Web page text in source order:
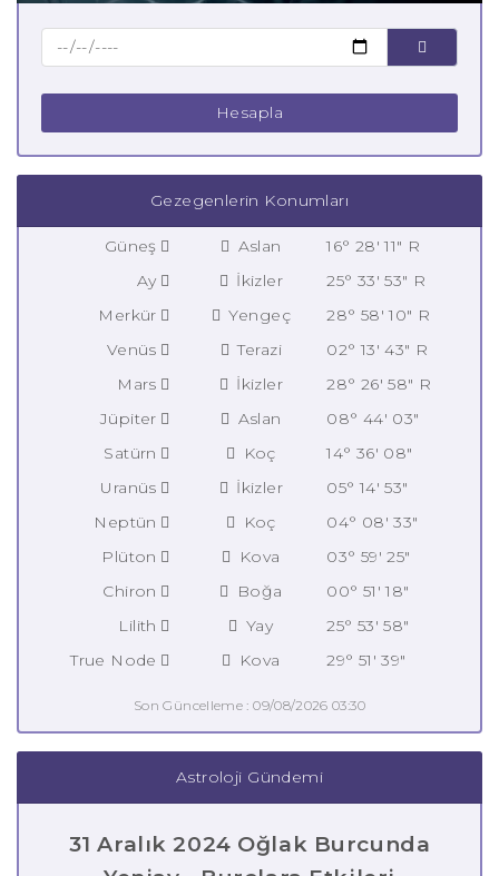
Hesapla
Gezegenlerin Konumları
Güneş Aslan
16° 28' 11" R
Ay
İkizler
25° 33' 53" R
Merkür
Yengeç
28° 58' 10" R
Venüs
Terazi
02° 13' 43" R
Mars
İkizler
28° 26' 58" R
Jüpiter
Aslan
08° 44' 03"
Satürn
Koç
14° 36' 08"
Uranüs
İkizler
05° 14' 53"
Neptün
Koç
04° 08' 33"
Plüton
Kova
03° 59' 25"
Chiron
Boğa
00° 51' 18"
Lilith
Yay
25° 53' 58"
True Node
Kova 29° 51' 39"
Son Güncelleme : 09/08/2026 03:30
Astroloji Gündemi
31 Aralık 2024 Oğlak Burcunda